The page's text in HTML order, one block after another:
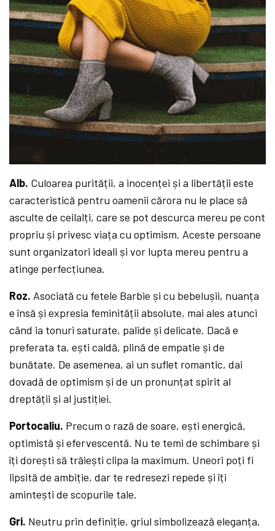
Alb. Culoarea purității, a inocenței și a libertății este
caracteristică pentru oamenii cărora nu le place să
asculte de ceilalți, care se pot descurca mereu pe cont
propriu și privesc viața cu optimism. Aceste persoane
sunt organizatori ideali și vor lupta mereu pentru a
atinge perfecțiunea.
Roz. Asociată cu fetele Barbie și cu bebelușii, nuanța
e însă și expresia feminității absolute, mai ales atunci
când ia tonuri saturate, palide și delicate. Dacă e
preferata ta, ești caldă, plină de empatie și de
bunătate. De asemenea, ai un suflet romantic, dai
dovadă de optimism și de un pronunțat spirit al
dreptății și al justiției.
Portocaliu. Precum o rază de soare, ești energică,
optimistă și efervescentă. Nu te temi de schimbare și
îți dorești să trăiești clipa la maximum. Uneori poți fi
lipsită de ambiție, dar te redresezi repede și îți
amintești de scopurile tale.
Gri. Neutru prin definiție, griul simbolizează eleganța,